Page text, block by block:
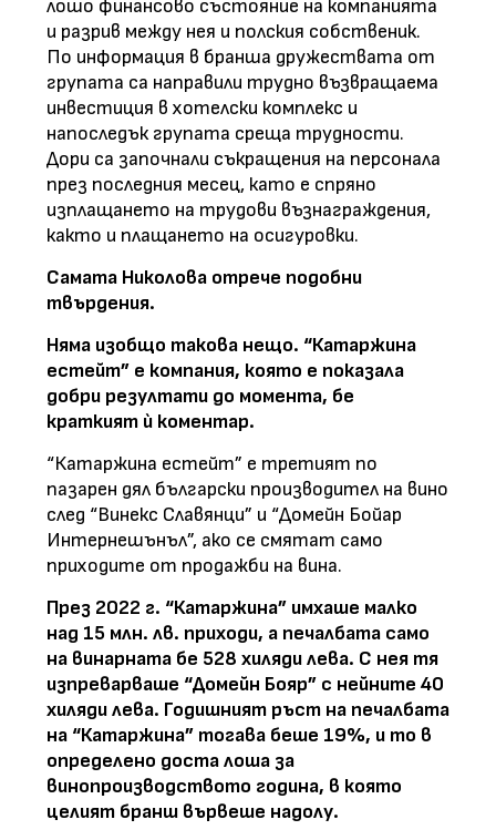
лошо финансово състояние на компанията
и разрив между нея и полския собственик.
По информация в бранша дружествата от
групата са направили трудно възвращаема
инвестиция в хотелски комплекс и
напоследък групата среща трудности.
Дори са започнали съкращения на персонала
през последния месец, като е спряно
изплащането на трудови възнаграждения,
както и плащането на осигуровки.
Самата Николова отрече подобни
твърдения.
Няма изобщо такова нещо. “Катаржина
естейт” е компания, която е показала
добри резултати до момента, бе
краткият ѝ коментар.
“Катаржина естейт” е третият по
пазарен дял български производител на вино
след “Винекс Славянци” и “Домейн Бойар
Интернешънъл”, ако се смятат само
приходите от продажби на вина.
През 2022 г. “Катаржина” имхаше малко
над 15 млн. лв. приходи, а печалбата само
на винарната бе 528 хиляди лева. С нея тя
изпреварваше “Домейн Бояр” с нейните 40
хиляди лева. Годишният ръст на печалбата
на “Катаржина” тогава беше 19%, и то в
определено доста лоша за
винопроизводството година, в която
целият бранш вървеше надолу.